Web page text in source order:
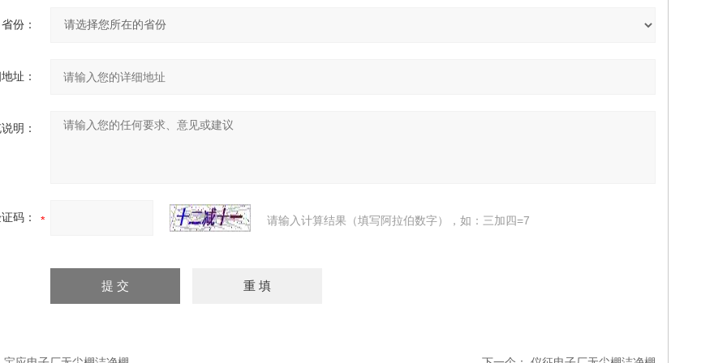
省份：
址：
明：
码： 请输入计算结果（填写阿拉伯数字），如：三加四=7